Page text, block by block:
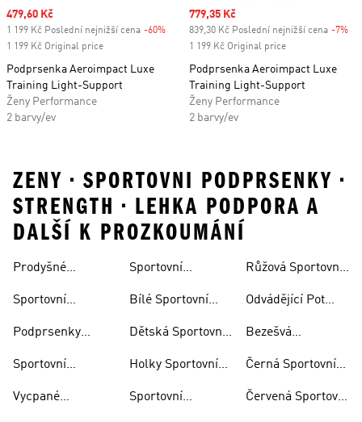
Sale price
479,60 Kč
1 199 Kč Poslední nejnižší cena -60% Discount
1 199 Kč Original price
Podprsenka Aeroimpact Luxe
Training Light-Support
Ženy Performance
2 barvy/ev
Sale price
779,35 Kč
839,30 Kč Poslední nejnižší cena -7%
1 199 Kč Original price
Podprsenka Aeroimpact Luxe
Training Light-Support
Ženy Performance
2 barvy/ev
ZENY • SPORTOVNI PODPRSENKY •
STRENGTH • LEHKA PODPORA A
DALŠÍ K PROZKOUMÁNÍ
Prodyšné
Podprsenky
Sportovní
Outlet
Podprsenky
Velikosti
Sportovní
Kompresní
Vycpané
Vysokou Oporou
Sportovní
Bílé Sportovní
Dětská Sportovní
Holky Sportovní
Sportovní
Sportovní
Podprsenky
Růžová Sportovní
Odvádějící Pot
Podprsenky
Bezešvá
Černá Sportovní
Červená Sportovní